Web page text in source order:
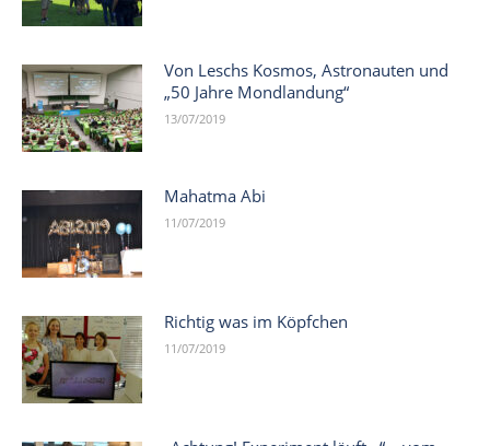
Von Leschs Kosmos, Astronauten und
„50 Jahre Mondlandung“
13/07/2019
Mahatma Abi
11/07/2019
Richtig was im Köpfchen
11/07/2019